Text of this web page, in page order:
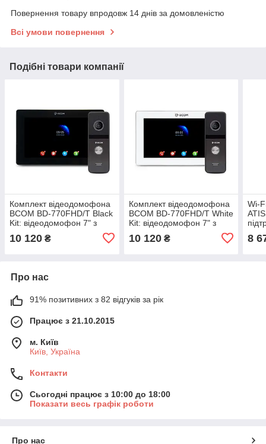
Повернення товару впродовж 14 днів за домовленістю
Всі умови повернення
Подібні товари компанії
Комплект відеодомофона
BCOM BD-770FHD/T Black
Kit: відеодомофон 7" з
підтримкою Tuya Smart і
10 120 ₴
Комплект відеодомофона
BCOM BD-770FHD/T White
Kit: відеодомофон 7" з
підтримкою Tuya Smart і
10 120₴
Wi-
8
Про нас
91% позитивних з 82 відгуків за рік
Працює з 21.10.2015
м. Київ
Київ, Україна
Контакти
Сьогодні працює з 10:00 до 18:00
Показати весь графік роботи
Про нас